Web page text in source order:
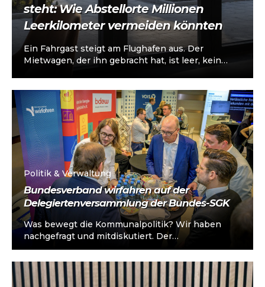
steht: Wie Abstellorte Millionen
Leerkilometer vermeiden könnten
Ein Fahrgast steigt am Flughafen aus. Der
Mietwagen, der ihn gebracht hat, ist leer, kein
Politik & Verwaltung
Bundesverband wirfahren auf der
Delegiertenversammlung der Bundes-SGK
Was bewegt die Kommunalpolitik? Wir haben
nachgefragt und mitdiskutiert. Der
Bundesverband wirfahren war mit einem Stand
auf der diesjährigen Delegiertenversammlung...